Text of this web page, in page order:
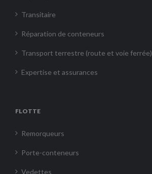
Transitaire
Réparation de conteneurs
Transport terrestre (route et voie ferrée)
Expertise et assurances
FLOTTE
Remorqueurs
Porte-conteneurs
Vedettes